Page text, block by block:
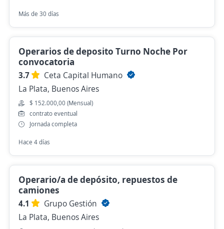
Más de 30 días
Operarios de deposito Turno Noche Por
convocatoria
3.7
Ceta Capital Humano
La Plata, Buenos Aires
$ 152.000,00 (Mensual)
contrato eventual
Jornada completa
Hace 4 días
Operario/a de depósito, repuestos de
camiones
4.1
Grupo Gestión
La Plata, Buenos Aires